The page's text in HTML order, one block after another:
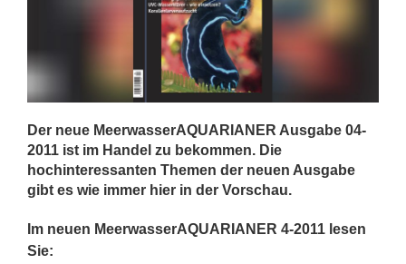
Der neue MeerwasserAQUARIANER Ausgabe 04-
2011 ist im Handel zu bekommen. Die
hochinteressanten Themen der neuen Ausgabe
gibt es wie immer hier in der Vorschau.
Im neuen MeerwasserAQUARIANER 4-2011 lesen
Sie: